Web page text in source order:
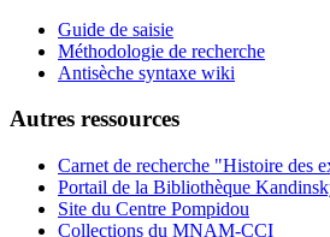
Guide de saisie
Méthodologie de recherche
Antisèche syntaxe wiki
Autres ressources
Carnet de recherche "Histoire des
Portail de la Bibliothèque
Site du Centre Pompidou
Collections du MNAM-CCI